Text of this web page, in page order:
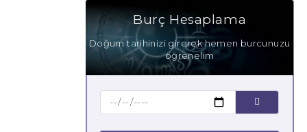
Burç Hesaplama
Doğum tarihinizi girerek hemen burcunuzu
öğrenelim